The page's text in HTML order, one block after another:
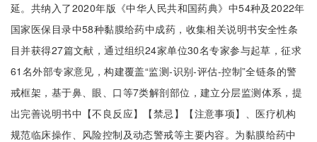
延。共纳入了2020年版《中华人民共和国药典》中54种及2022年
国家医保目录中58种黏膜给药中成药，收集相关说明书安全性条
目并获得27篇文献，通过组织24家单位30名专家参与起草，征求
61名外部专家意见，构建覆盖“监测-识别-评估-控制”全链条的警
戒框架，基于鼻、眼、口等7类解剖部位，建立分层监测体系，提
出完善说明书中【不良反应】【禁忌】【注意事项】、医疗机构
规范临床操作、风险控制及动态警戒等主要内容。为黏膜给药中